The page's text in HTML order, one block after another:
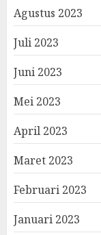
Agustus 2023
Juli 2023
Juni 2023
Mei 2023
April 2023
Maret 2023
Februari 2023
Januari 2023